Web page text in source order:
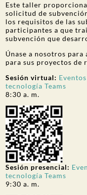
Este taller
solicitud de
los requisitos de las
participantes a que
subvención que
Únase a nosotros
para sus proyectos de
Sesión virtual:
tecnología Teams
8:30 a. m.
Sesión presencial:
tecnología Teams
9:30 a. m.